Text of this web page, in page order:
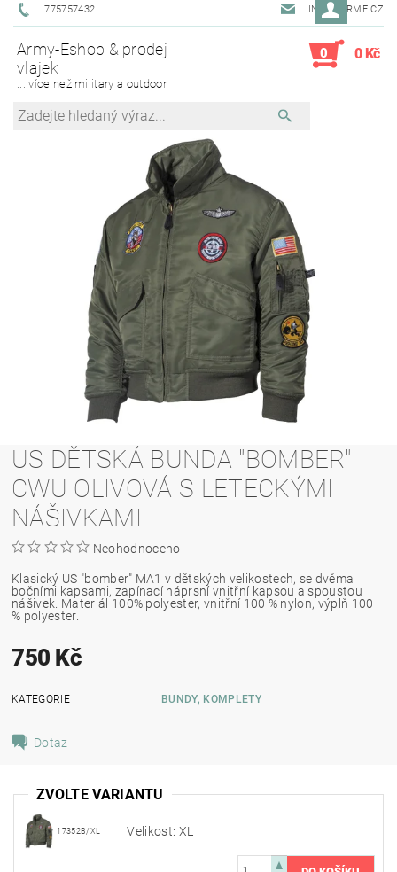
775757432 INFO@ARME.CZ
Army-Eshop & prodej
vlajek
... více než military a outdoor
0 0 Kč
US DĚTSKÁ BUNDA "BOMBER"
CWU OLIVOVÁ S LETECKÝMI
NÁŠIVKAMI
Neohodnoceno
Klasický US "bomber" MA1 v dětských velikostech, se dvěma
bočními kapsami, zapínací náprsní vnitřní kapsou a spoustou
nášivek. Materiál 100% polyester, vnitřní 100 % nylon, výplň 100
% polyester.
750 Kč
KATEGORIE BUNDY, KOMPLETY
Dotaz
ZVOLTE VARIANTU
17352B/XL Velikost: XL